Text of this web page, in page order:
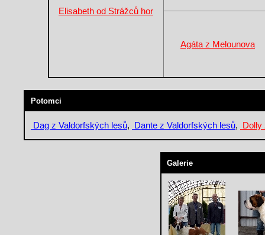
Elisabeth od Strážců hor
Agáta z Melounova
Potomci
Dag z Valdorfských lesů, Dante z Valdorfských lesů, Dolly
Galerie